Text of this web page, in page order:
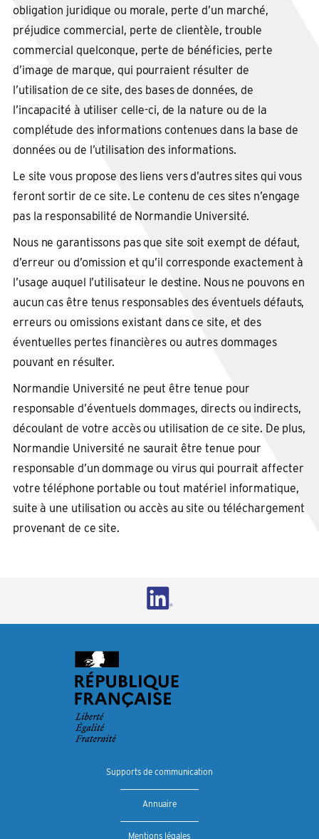
obligation juridique ou morale, perte d’un marché,
préjudice commercial, perte de clientèle, trouble
commercial quelconque, perte de bénéficies, perte
d’image de marque, qui pourraient résulter de
l’utilisation de ce site, des bases de données, de
l’incapacité à utiliser celle-ci, de la nature ou de la
complétude des informations contenues dans la base de
données ou de l’utilisation des informations.
Le site vous propose des liens vers d’autres sites qui vous
feront sortir de ce site. Le contenu de ces sites n’engage
pas la responsabilité de Normandie Université.
Nous ne garantissons pas que site soit exempt de défaut,
d’erreur ou d’omission et qu’il corresponde exactement à
l’usage auquel l’utilisateur le destine. Nous ne pouvons en
aucun cas être tenus responsables des éventuels défauts,
erreurs ou omissions existant dans ce site, et des
éventuelles pertes financières ou autres dommages
pouvant en résulter.
Normandie Université ne peut être tenue pour
responsable d’éventuels dommages, directs ou indirects,
découlant de votre accès ou utilisation de ce site. De plus,
Normandie Université ne saurait être tenue pour
responsable d’un dommage ou virus qui pourrait affecter
votre téléphone portable ou tout matériel informatique,
suite à une utilisation ou accès au site ou téléchargement
provenant de ce site.
Supports de communication
Annuaire
Mentions légales